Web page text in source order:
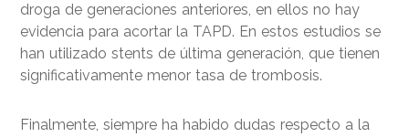
droga de generaciones anteriores, en ellos no hay
evidencia para acortar la TAPD. En estos estudios se
han utilizado stents de última generación, que tienen
significativamente menor tasa de trombosis.
Finalmente, siempre ha habido dudas respecto a la